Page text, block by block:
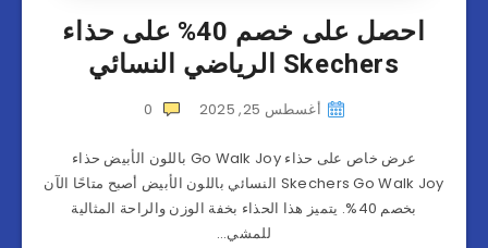
احصل على خصم 40% على حذاء
Skechers الرياضي النسائي
أغسطس 25, 2025 0
عرض خاص على حذاء Go Walk Joy باللون الأبيض حذاء
Skechers Go Walk Joy النسائي باللون الأبيض أصبح متاحًا الآن
بخصم 40%. يتميز هذا الحذاء بخفة الوزن والراحة المثالية
للمشي…